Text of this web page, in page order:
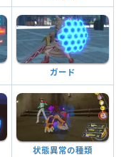
ガード
状態異常の種類